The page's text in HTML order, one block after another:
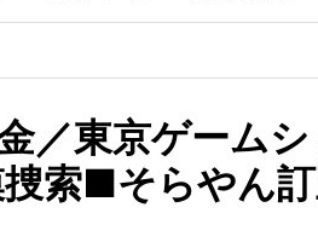
／東京ゲームシ
索■そらやん